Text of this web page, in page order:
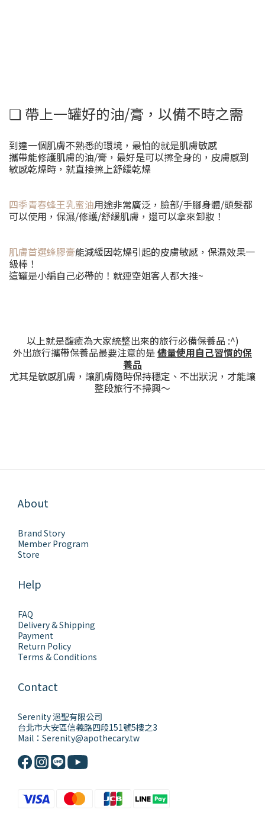
❏ 帶上一罐好的油/膏，以備不時之需
到達一個肌膚不熟悉的環境，最怕的就是肌膚敏感
攜帶能修護肌膚的油/膏，最好是可以擦全身的，皮膚感到
敏感乾燥時，就直接擦上舒緩乾燥
四季青春蜂王乳蜜油用途非常廣泛，臉部/手腳身體/頭髮都
可以使用，保濕/修護/舒緩肌膚，還可以拿來卸妝！
肌膚首選蜂膠膏能減緩因乾燥引起的皮膚敏感，保濕效果一
級棒！
這罐是小編自己必帶的！就連空姐客人都大推~
以上就是馥癒為大家統整出來的旅行必備保養品 :^)
外出旅行攜帶保養品最要注意的是儘量使用自己習慣的保
養品
尤其是敏感肌膚，讓肌膚隨時保持穩定、不出狀況，才能讓
整段旅行不掃興～
About
Brand Story
Member Program
Store
Help
FAQ
Delivery & Shipping
Payment
Return Policy
Terms & Conditions
Contact
Serenity 浥聖有限公司
台北市大安區信義路四段151號5樓之3
Mail：Serenity@apothecary.tw